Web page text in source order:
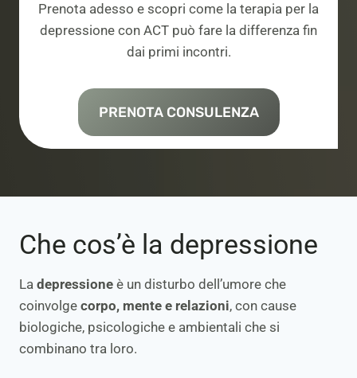
Prenota adesso e scopri come la terapia per la
depressione con ACT può fare la differenza fin
dai primi incontri.
PRENOTA CONSULENZA
Che cos’è la depressione
La depressione è un disturbo dell’umore che
coinvolge corpo, mente e relazioni, con cause
biologiche, psicologiche e ambientali che si
combinano tra loro.